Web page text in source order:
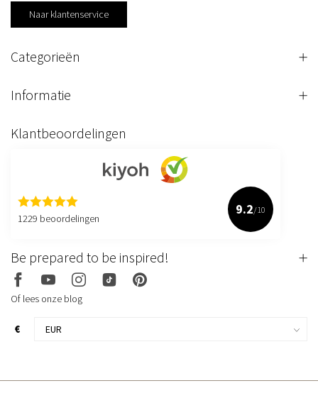
Naar klantenservice
Categorieën
Informatie
Klantbeoordelingen
1229 beoordelingen
9.2/10
Be prepared to be inspired!
Of lees onze blog
€